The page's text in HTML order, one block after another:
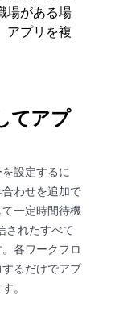
場がある場
アプリを複
てアプ
設定するに
わせを追加で
一定時間待機
されたすべて
各ワークフロ
るだけでアプ
。